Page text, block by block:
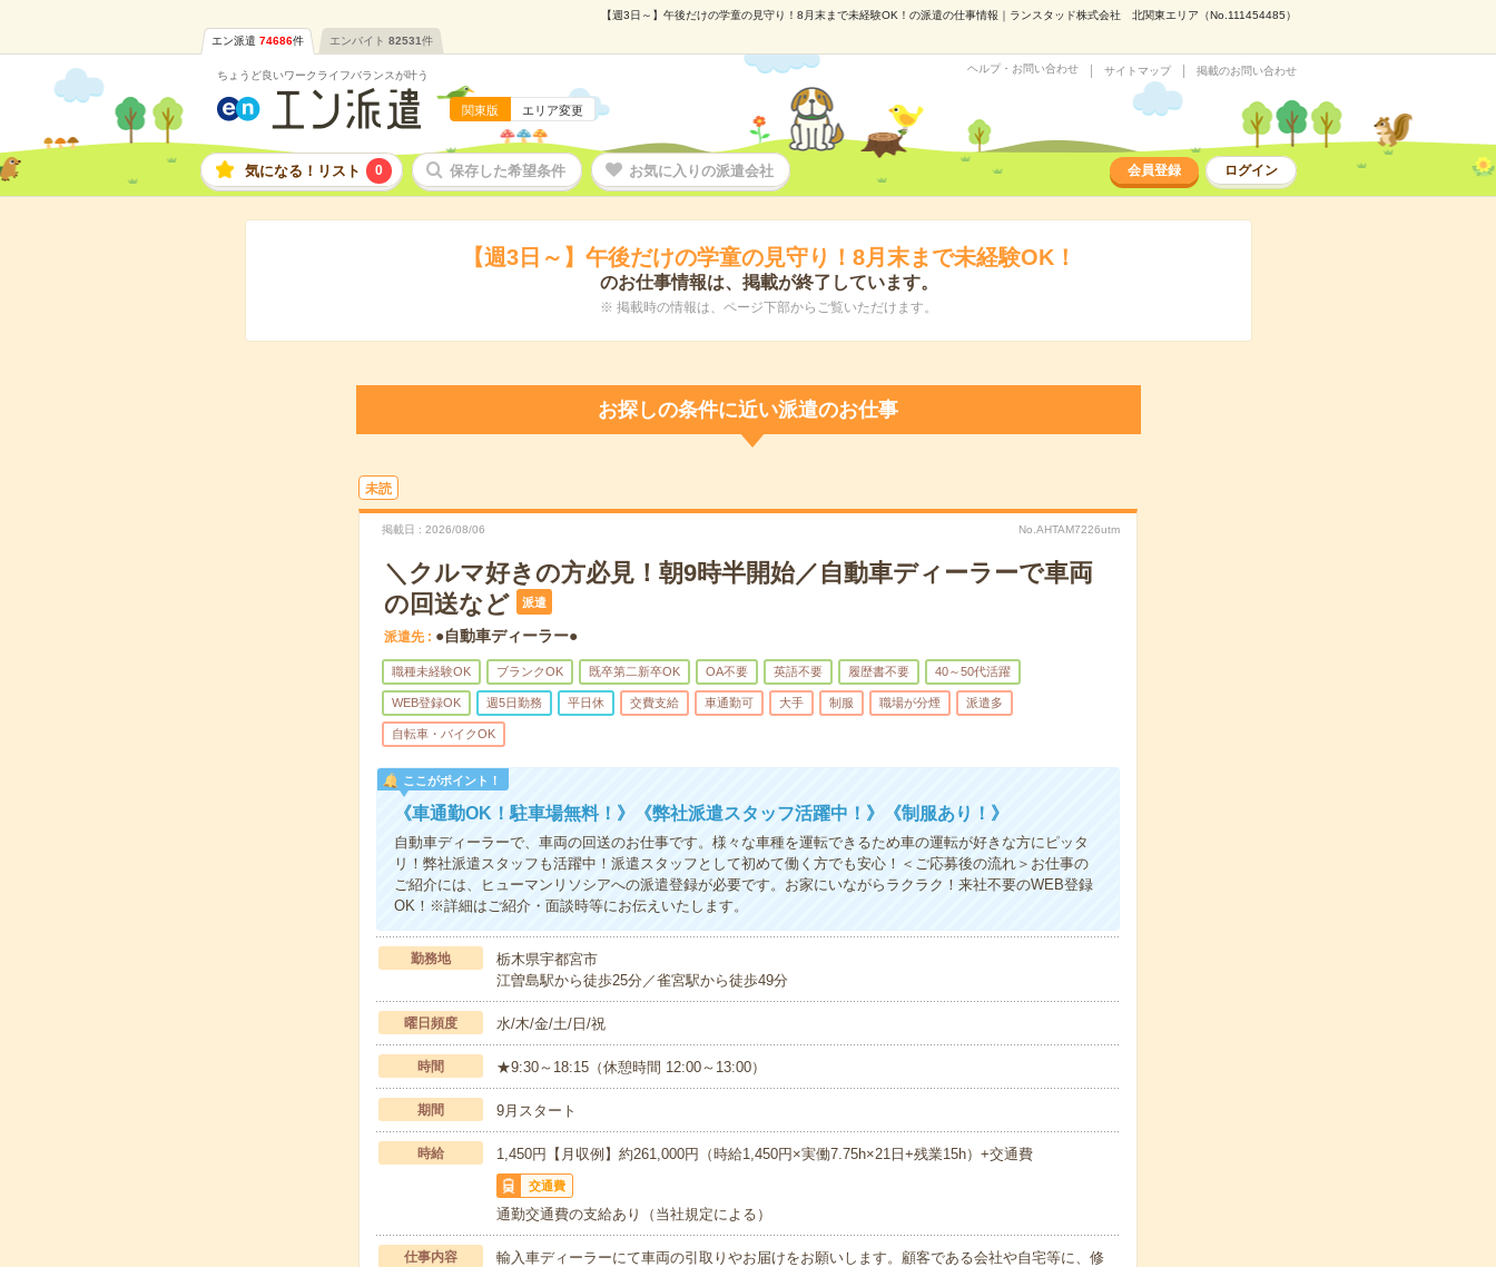
【週3日～】午後だけの学童の見守り！8月末まで未経験OK！の派遣の仕事情報｜ランスタッド株式会社 北関東エリア（No.111454485）
エン派遣 74686件 エンバイト 82531件
ちょうど良いワークライフバランスが叶う
関東版 エリア変更
ヘルプ・お問い合わせ サイトマップ 掲載のお問い合わせ
気になる！リスト 0 保存した希望条件 お気に入りの派遣会社 会員登録 ログイン
【週3日～】午後だけの学童の見守り！8月末まで未経験OK！
のお仕事情報は、掲載が終了しています。
※ 掲載時の情報は、ページ下部からご覧いただけます。
お探しの条件に近い派遣のお仕事
未読
掲載日 2026/08/06 No.AHTAM7226utm
＼クルマ好きの方必見！朝9時半開始／自動車ディーラーで車両
の回送など
派遣
派遣先 ●自動車ディーラー●
職種未経験OK ブランクOK 既卒第二新卒OK OA不要 英語不要 履歴書不要 40～50代活躍
WEB登録OK 週5日勤務 平日休 交費支給 車通勤可 大手 制服 職場が分煙 派遣多
自転車・バイクOK
ここがポイント！
《車通勤OK！駐車場無料！》《弊社派遣スタッフ活躍中！》《制服あり！》
自動車ディーラーで、車両の回送のお仕事です。様々な車種を運転できるため車の運転が好きな方にピッタ
リ！弊社派遣スタッフも活躍中！派遣スタッフとして初めて働く方でも安心！＜ご応募後の流れ＞お仕事の
ご紹介には、ヒューマンリソシアへの派遣登録が必要です。お家にいながらラクラク！来社不要のWEB登録
OK！※詳細はご紹介・面談時等にお伝えいたします。
勤務地
栃木県宇都宮市
江曽島駅から徒歩25分／雀宮駅から徒歩49分
曜日頻度 水/木/金/土/日/祝
時間 ★9:30～18:15（休憩時間 12:00～13:00）
期間 9月スタート
時給 1,450円【月収例】約261,000円（時給1,450円×実働7.75h×21日+残業15h）+交通費
交通費
通勤交通費の支給あり（当社規定による）
仕事内容
輸入車ディーラーにて車両の引取りやお届けをお願いします。顧客である会社や自宅等に、修